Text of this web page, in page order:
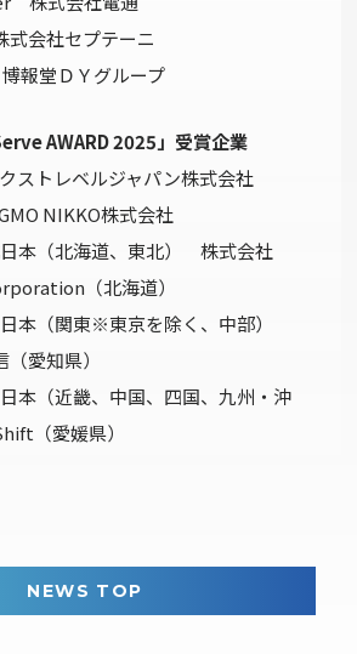
会社セプテーニ
報堂ＤＹグループ
AWARD 2025」受賞企業
ストレベルジャパン株式会社
NIKKO株式会社
本（北海道、東北） 株式会社
（北海道）
本（関東※東京を除く、中部）
愛知県）
本（近畿、中国、四国、九州・沖
（愛媛県）
NEWS TOP